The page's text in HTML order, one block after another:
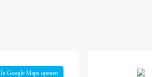
In Google Maps openen